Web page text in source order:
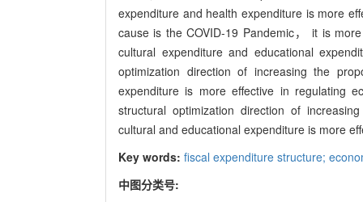
expenditure and health expenditure is more
cause is the COVID-19 Pandemic， it is
cultural expenditure and educational
optimization direction of increasing the
expenditure is more effective in regulating
structural optimization direction of
cultural and educational expenditure is more
Key words: fiscal expenditure structure;
中图分类号: